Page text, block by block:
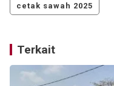
cetak sawah 2025
Terkait